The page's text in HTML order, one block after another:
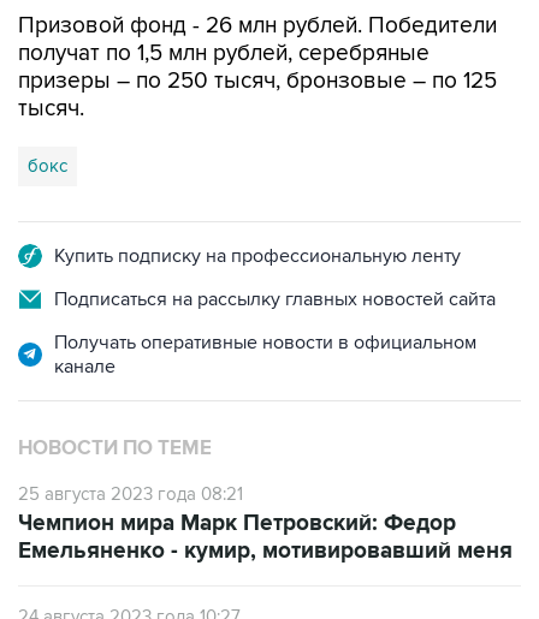
Призовой фонд - 26 млн рублей. Победители
получат по 1,5 млн рублей, серебряные
призеры – по 250 тысяч, бронзовые – по 125
тысяч.
бокс
Купить подписку на профессиональную ленту
Подписаться на рассылку главных новостей сайта
Получать оперативные новости в официальном
канале
НОВОСТИ ПО ТЕМЕ
25 августа 2023 года 08:21
Чемпион мира Марк Петровский: Федор
Емельяненко - кумир, мотивировавший меня